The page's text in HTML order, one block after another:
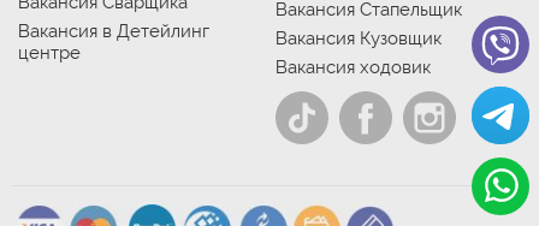
Вакансия в Детейлинг
центре
Вакансия Стапельщик
Вакансия Кузовщик
Вакансия ходовик